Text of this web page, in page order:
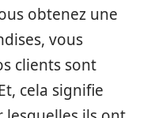
obtenez une
vous
clients sont
cela signifie